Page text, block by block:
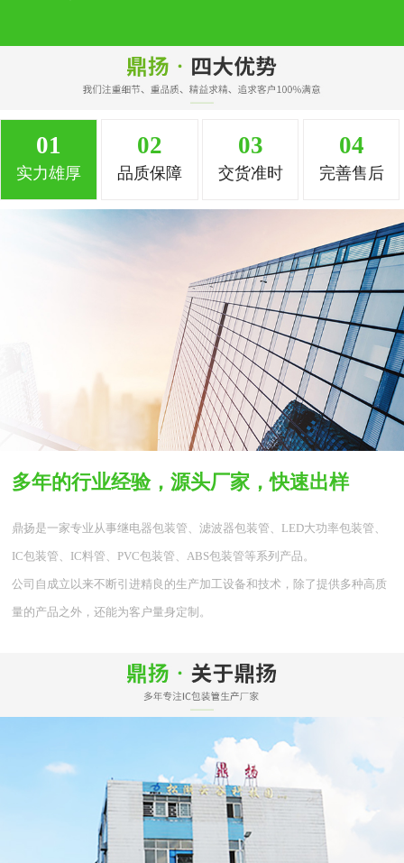
01
实力雄厚
02
品质保障
03
交货准时
04
完善售后
多年的行业经验，源头厂家，快速出样
鼎扬是一家专业从事继电器包装管、滤波器包装管、LED大功率包装管、
IC包装管、IC料管、PVC包装管、ABS包装管等系列产品。
公司自成立以来不断引进精良的生产加工设备和技术，除了提供多种高质
量的产品之外，还能为客户量身定制。